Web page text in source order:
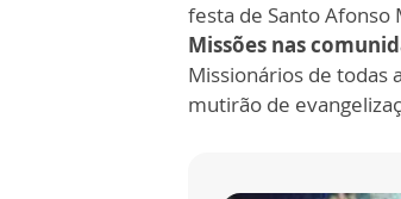
festa de Santo Afonso
Missões nas
Missionários de todas
mutirão de